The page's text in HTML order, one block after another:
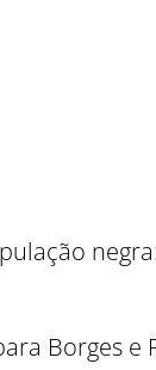
Borges e